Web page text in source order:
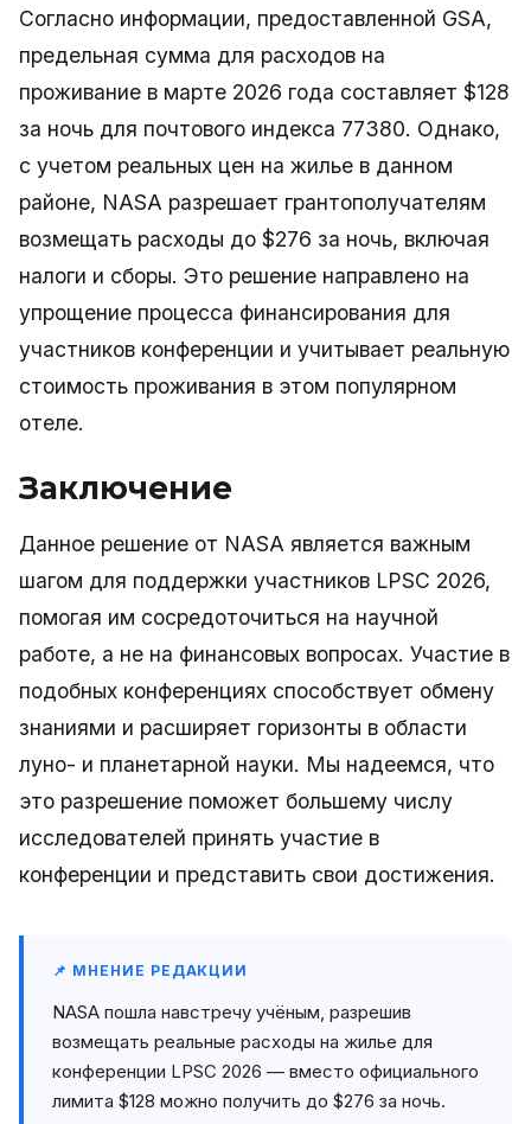
Согласно информации, предоставленной GSA,
предельная сумма для расходов на
проживание в марте 2026 года составляет $128
за ночь для почтового индекса 77380. Однако,
с учетом реальных цен на жилье в данном
районе, NASA разрешает грантополучателям
возмещать расходы до $276 за ночь, включая
налоги и сборы. Это решение направлено на
упрощение процесса финансирования для
участников конференции и учитывает реальную
стоимость проживания в этом популярном
отеле.
Заключение
Данное решение от NASA является важным
шагом для поддержки участников LPSC 2026,
помогая им сосредоточиться на научной
работе, а не на финансовых вопросах. Участие в
подобных конференциях способствует обмену
знаниями и расширяет горизонты в области
луно- и планетарной науки. Мы надеемся, что
это разрешение поможет большему числу
исследователей принять участие в
конференции и представить свои достижения.
📌 МНЕНИЕ РЕДАКЦИИ
NASA пошла навстречу учёным, разрешив
возмещать реальные расходы на жилье для
конференции LPSC 2026 — вместо официального
лимита $128 можно получить до $276 за ночь.